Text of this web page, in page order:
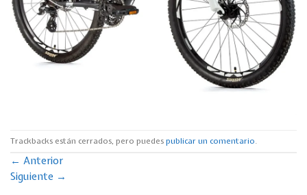
Trackbacks están cerrados, pero puedespublicar un comentario.
← Anterior
Siguiente →